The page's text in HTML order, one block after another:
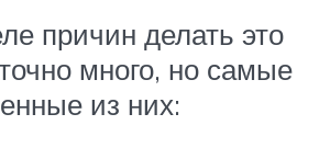
причин делать это
много, но самые
из них: